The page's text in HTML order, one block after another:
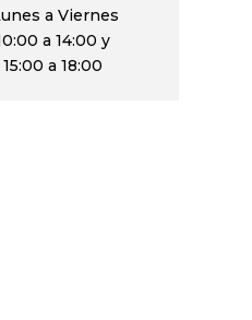
a Viernes
a 14:00 y
a 18:00